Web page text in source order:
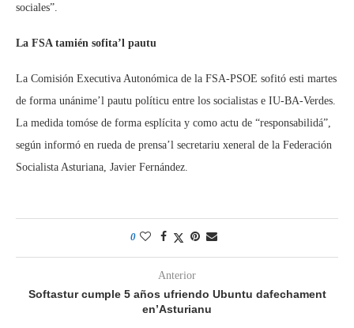
sociales”.
La FSA tamién sofita’l pautu
La Comisión Executiva Autonómica de la FSA-PSOE sofitó esti martes
de forma unánime’l pautu políticu entre los socialistas e IU-BA-Verdes.
La medida tomóse de forma esplícita y como actu de “responsabilidá”,
según informó en rueda de prensa’l secretariu xeneral de la Federación
Socialista Asturiana, Javier Fernández.
0
Anterior
Softastur cumple 5 años ufriendo Ubuntu dafechament
en’Asturianu